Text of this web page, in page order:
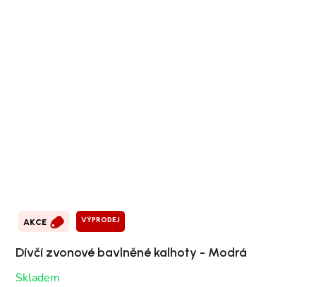
AKCE VÝPRODEJ
Dívčí zvonové bavlněné kalhoty - Modrá
Skladem